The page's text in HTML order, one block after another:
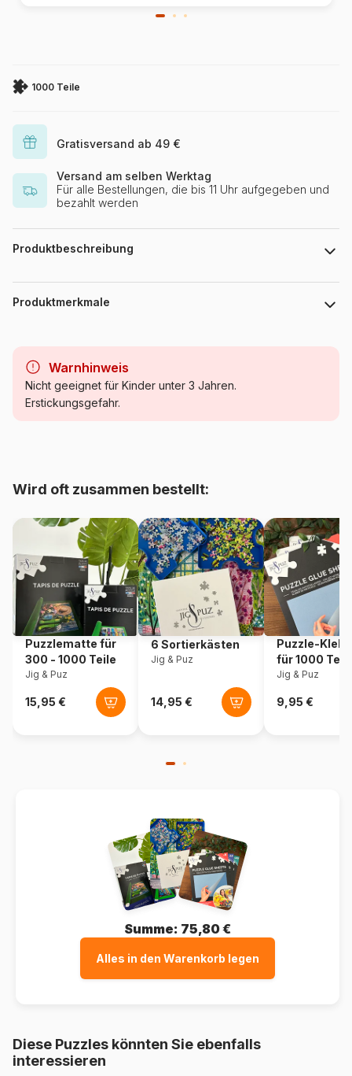
1000 Teile
Gratisversand ab 49 €
Versand am selben Werktag
Für alle Bestellungen, die bis 11 Uhr aufgegeben und
bezahlt werden
Produktbeschreibung
123RF
Produktmerkmale
Kategorie
Puzzle Wald, Blumen und
Herkunft Frankreich
Artikelnummer Bluebird-Puzzle-F-90954
EAN 3663384909542
Teileanzahl 1000 Teile
Maße 69 x 48 cm
Warnhinweis
Nicht geeignet für Kinder unter 3 Jahren.
Erstickungsgefahr.
Wird oft zusammen bestellt:
Puzzlematte für
300 - 1000 Teile
Jig & Puz
6 Sortierkästen
Jig & Puz
Puzzle-
für 1000
Jig & Puz
Summe: 75,80 €
Alles in den Warenkorb legen
Diese Puzzles könnten Sie ebenfalls
interessieren